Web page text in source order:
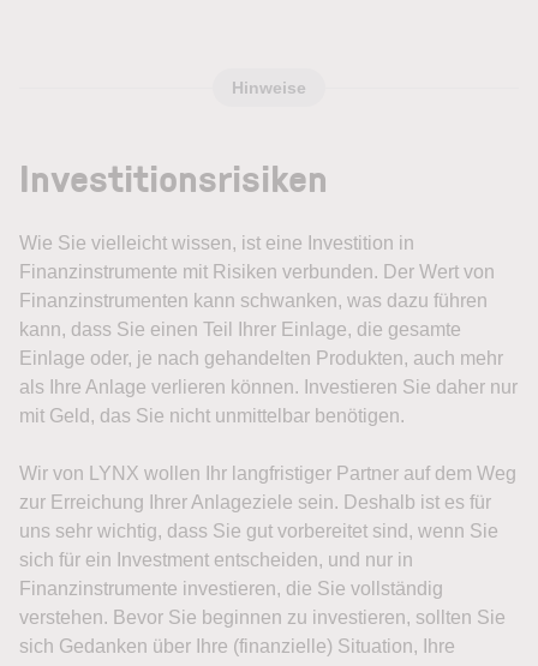
Hinweise
Investitionsrisiken
Wie Sie vielleicht wissen, ist eine Investition in
Finanzinstrumente mit Risiken verbunden. Der Wert von
Finanzinstrumenten kann schwanken, was dazu führen
kann, dass Sie einen Teil Ihrer Einlage, die gesamte
Einlage oder, je nach gehandelten Produkten, auch mehr
als Ihre Anlage verlieren können. Investieren Sie daher nur
mit Geld, das Sie nicht unmittelbar benötigen.
Wir von LYNX wollen Ihr langfristiger Partner auf dem Weg
zur Erreichung Ihrer Anlageziele sein. Deshalb ist es für
uns sehr wichtig, dass Sie gut vorbereitet sind, wenn Sie
sich für ein Investment entscheiden, und nur in
Finanzinstrumente investieren, die Sie vollständig
verstehen. Bevor Sie beginnen zu investieren, sollten Sie
sich Gedanken über Ihre (finanzielle) Situation, Ihre